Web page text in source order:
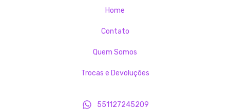
Home
Contato
Quem Somos
Trocas e Devoluções
551127245209